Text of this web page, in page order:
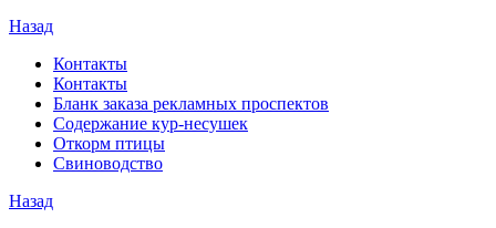
Назад
Контакты
Контакты
Бланк заказа рекламных проспектов
Содержание кур-несушек
Откорм птицы
Свиноводство
Назад